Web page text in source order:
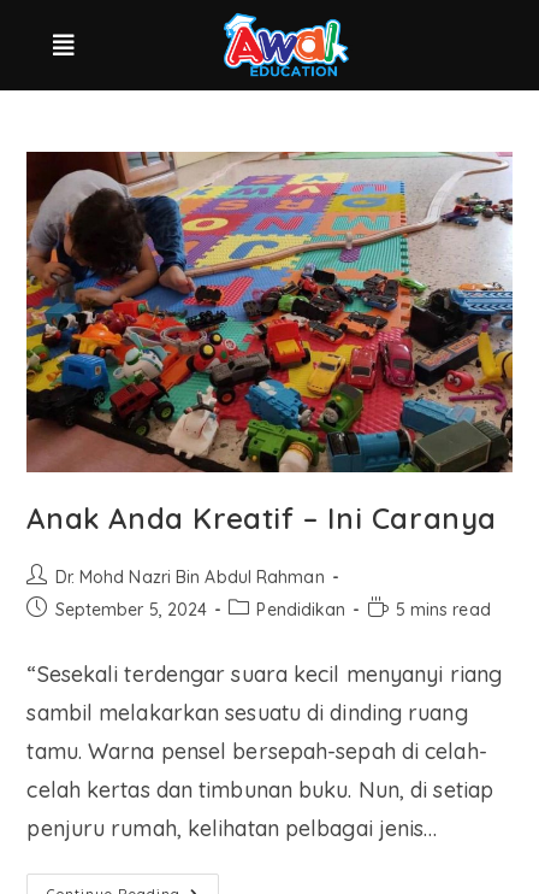
Anak Anda Kreatif – Ini Caranya
Dr. Mohd Nazri Bin Abdul Rahman
September 5, 2024
Pendidikan 5 mins read
“Sesekali terdengar suara kecil menyanyi riang
sambil melakarkan sesuatu di dinding ruang
tamu. Warna pensel bersepah-sepah di celah-
celah kertas dan timbunan buku. Nun, di setiap
penjuru rumah, kelihatan pelbagai jenis…